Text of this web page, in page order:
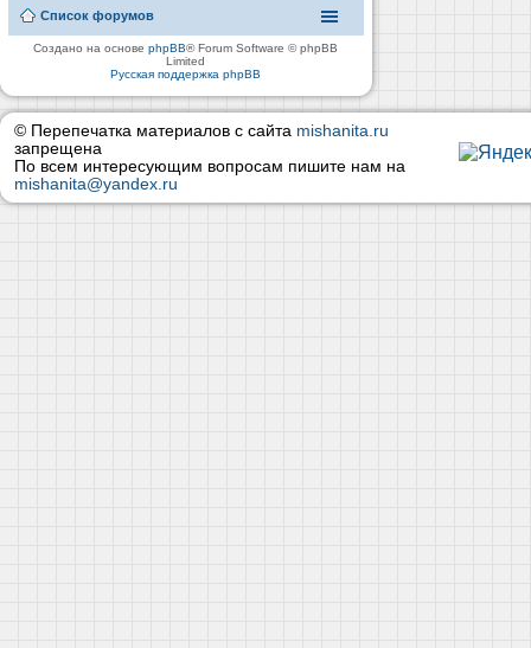
Список форумов
Создано на основеphpBB® Forum Software © phpBB
Limited
Русская поддержка phpBB
© Перепечатка материалов с сайта mishanita.ru
запрещена
По всем интересующим вопросам пишите нам на
mishanita@yandex.ru